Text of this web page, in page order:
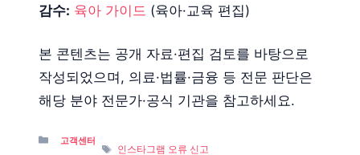
감수: 육아 가이드 (육아·교육 편집)
본 콘텐츠는 공개 자료·편집 검토를 바탕으로
작성되었으며, 의료·법률·금융 등 전문 판단은
해당 분야 전문가·공식 기관을 참고하세요.
Categories
고객센터
Tags
인스타그램 오류 신고